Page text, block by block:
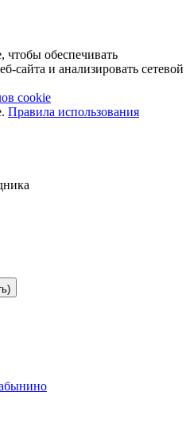
обеспечивать
сайта и анализировать сетевой
cookie
Правила использования